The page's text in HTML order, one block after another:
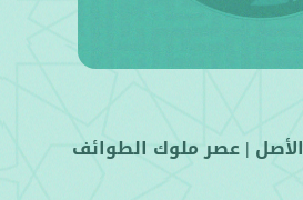
الأصل |عصر ملوك الطوائف